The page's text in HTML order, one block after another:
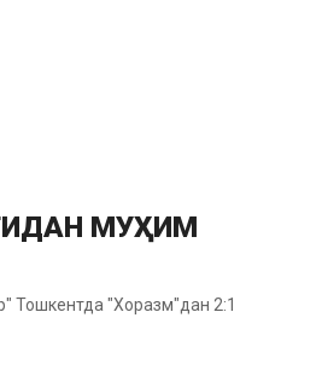
МУҲИМ
Тошкентда "Хоразм"дан 2:1